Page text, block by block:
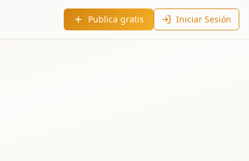
Publica gratis Iniciar Sesión